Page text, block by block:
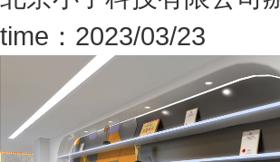
time：2023/03/23